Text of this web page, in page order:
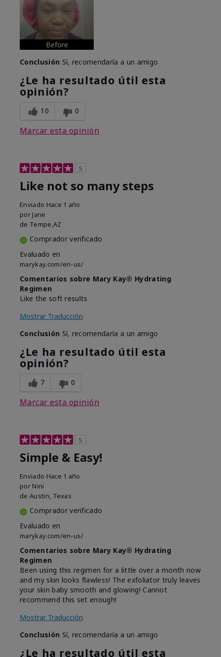
Before
Conclusión Sí, recomendaría a un amigo
¿Le ha resultado útil esta
opinión?
10 0
Marcar esta opinión
5
Like not so many steps
Enviado Hace 1 año
por Jane
de Tempe,AZ
Comprador verificado
Evaluado en
marykay.com/en-us/
Comentarios sobre Mary Kay® Hydrating
Regimen
Like the soft results
Mostrar Traducción
Conclusión Sí, recomendaría a un amigo
¿Le ha resultado útil esta
opinión?
7 0
Marcar esta opinión
5
Simple & Easy!
Enviado Hace 1 año
por Nini
de Austin, Texas
Comprador verificado
Evaluado en
marykay.com/en-us/
Comentarios sobre Mary Kay® Hydrating
Regimen
Been using this regimen for a little over a month now
and my skin looks flawless! The exfoliator truly leaves
your skin baby smooth and glowing! Cannot
recommend this set enough!
Mostrar Traducción
Conclusión Sí, recomendaría a un amigo
¿Le ha resultado útil esta